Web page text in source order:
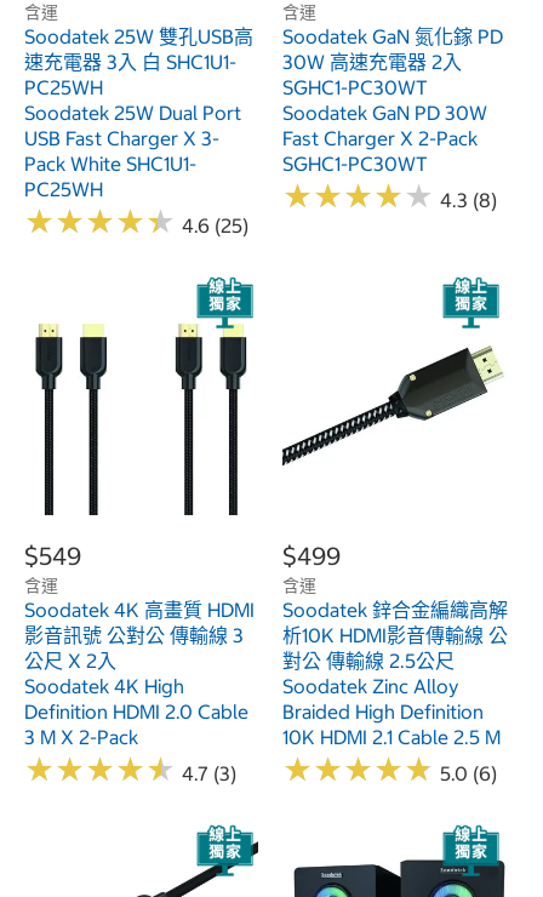
含運
Soodatek 25W 雙孔USB高
速充電器 3入 白 SHC1U1-
PC25WH
Soodatek 25W Dual Port
USB Fast Charger X 3-
Pack White SHC1U1-
PC25WH
★★★★★
★★★★★ 4.6 (25)
含運
Soodatek GaN 氮化鎵 PD
30W 高速充電器 2入
SGHC1-PC30WT
Soodatek GaN PD 30W
Fast Charger X 2-Pack
SGHC1-PC30WT
★★★★★
★★★★★ 4.3 (8)
$549
含運
Soodatek 4K 高畫質 HDMI
影音訊號 公對公 傳輸線 3
公尺 X 2入
Soodatek 4K High
Definition HDMI 2.0 Cable
3 M X 2-Pack
★★★★★
★★★★★ 4.7 (3)
$499
含運
Soodatek 鋅合金編織高解
析10K HDMI影音傳輸線 公
對公 傳輸線 2.5公尺
Soodatek Zinc Alloy
Braided High Definition
10K HDMI 2.1 Cable 2.5 M
★★★★★
★★★★★ 5.0 (6)